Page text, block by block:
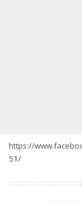
https://
51/